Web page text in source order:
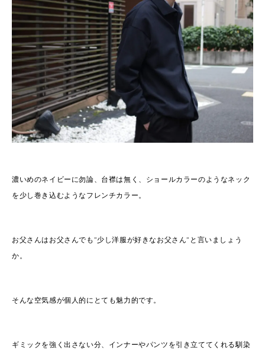
濃いめのネイビーに勿論、台襟は無く、ショールカラーのようなネック
を少し巻き込むようなフレンチカラー。
お父さんはお父さんでも”少し洋服が好きなお父さん”と言いましょう
か。
そんな空気感が個人的にとても魅力的です。
ギミックを強く出さない分、インナーやパンツを引き立ててくれる馴染